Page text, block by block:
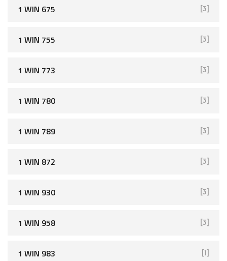
1 WIN 675 [3]
1 WIN 755 [3]
1 WIN 773 [3]
1 WIN 780 [3]
1 WIN 789 [3]
1 WIN 872 [3]
1 WIN 930 [3]
1 WIN 958 [3]
1 WIN 983 [1]